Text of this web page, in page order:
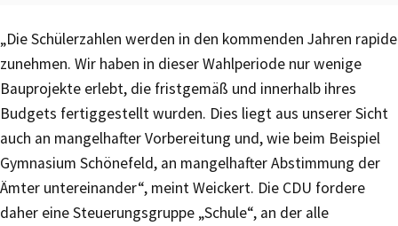
„Die Schülerzahlen werden in den kommenden Jahren rapide
zunehmen. Wir haben in dieser Wahlperiode nur wenige
Bauprojekte erlebt, die fristgemäß und innerhalb ihres
Budgets fertiggestellt wurden. Dies liegt aus unserer Sicht
auch an mangelhafter Vorbereitung und, wie beim Beispiel
Gymnasium Schönefeld, an mangelhafter Abstimmung der
Ämter untereinander“, meint Weickert. Die CDU fordere
daher eine Steuerungsgruppe „Schule“, an der alle